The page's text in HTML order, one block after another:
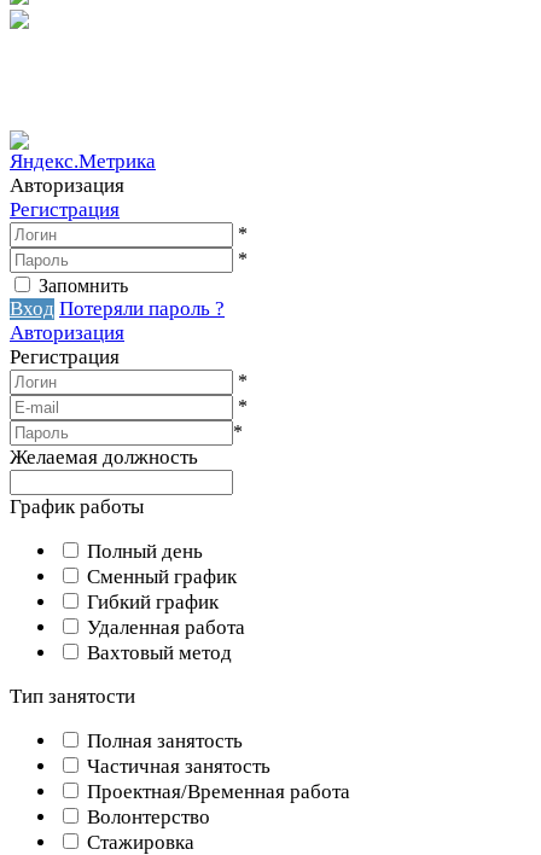
Авторизация
Регистрация
*
*
Запомнить
Вход Потеряли пароль ?
Авторизация
Регистрация
*
*
*
Желаемая должность
График работы
Полный день
Сменный график
Гибкий график
Удаленная работа
Вахтовый метод
Тип занятости
Полная занятость
Частичная занятость
Проектная/Временная работа
Волонтерство
Стажировка